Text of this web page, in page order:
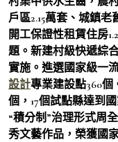
戶區2.15萬套、城鎮老
開工保證性租賃住房
題。新建村級快遞綜
實施。進選國家級一
設計專業建設點360
個，17個試點縣達到
“積分制”治理形式周
秀文藝作品，榮獲國